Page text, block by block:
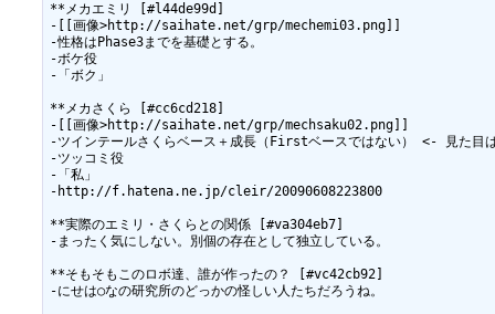
**メカエミリ [#l44de99d]
-[[画像>http://saihate.net/grp/mechemi03.png]]
-性格はPhase3までを基礎とする。
-ボケ役
-「ボク」
**メカさくら [#cc6cd218]
-[[画像>http://saihate.net/grp/mechsaku02.png]]
-ツインテールさくらベース＋成長（Firstベースではない） <- 見た目
-ツッコミ役
-「私」
-http://f.hatena.ne.jp/cleir/20090608223800
**実際のエミリ・さくらとの関係 [#va304eb7]
-まったく気にしない。別個の存在として独立している。
**そもそもこのロボ達、誰が作ったの？ [#vc42cb92]
-にせは○なの研究所のどっかの怪しい人たちだろうね。